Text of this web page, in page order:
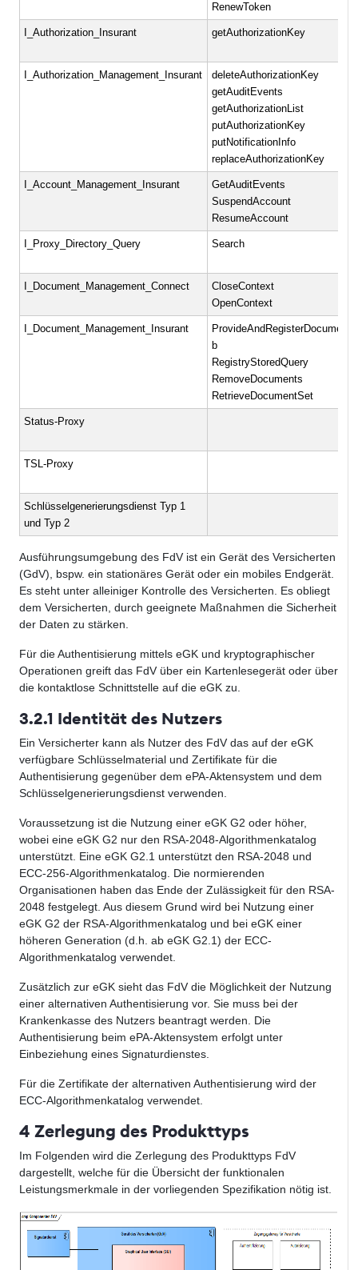
RenewToken
I_Authorization_Insurant getAuthorizationKey
I_Authorization_Management_Insurant
deleteAuthorizationKey
getAuditEvents
getAuthorizationList
putAuthorizationKey
putNotificationInfo
replaceAuthorizationKey
I_Account_Management_Insurant
GetAuditEvents
SuspendAccount
ResumeAccount
I_Proxy_Directory_Query Search
I_Document_Management_Connect
CloseContext
OpenContext
I_Document_Management_Insurant
b
RegistryStoredQuery
RemoveDocuments
RetrieveDocumentSet
Status-Proxy
TSL-Proxy
Schlüsselgenerierungsdienst Typ 1
und Typ 2
Ausführungsumgebung des FdV ist ein Gerät des Versicherten
(GdV), bspw. ein stationäres Gerät oder ein mobiles Endgerät.
Es steht unter alleiniger Kontrolle des Versicherten. Es obliegt
dem Versicherten, durch geeignete Maßnahmen die Sicherheit
der Daten zu stärken.
Für die Authentisierung mittels eGK und kryptographischer
Operationen greift das FdV über ein Kartenlesegerät oder über
die kontaktlose Schnittstelle auf die eGK zu.
3.2.1 Identität des Nutzers
Ein Versicherter kann als Nutzer des FdV das auf der eGK
verfügbare Schlüsselmaterial und Zertifikate für die
Authentisierung gegenüber dem ePA-Aktensystem und dem
Schlüsselgenerierungsdienst verwenden.
Voraussetzung ist die Nutzung einer eGK G2 oder höher,
wobei eine eGK G2 nur den RSA-2048-Algorithmenkatalog
unterstützt. Eine eGK G2.1 unterstützt den RSA-2048 und
ECC-256-Algorithmenkatalog. Die normierenden
Organisationen haben das Ende der Zulässigkeit für den RSA-
2048 festgelegt. Aus diesem Grund wird bei Nutzung einer
eGK G2 der RSA-Algorithmenkatalog und bei eGK einer
höheren Generation (d.h. ab eGK G2.1) der ECC-
Algorithmenkatalog verwendet.
Zusätzlich zur eGK sieht das FdV die Möglichkeit der Nutzung
einer alternativen Authentisierung vor. Sie muss bei der
Krankenkasse des Nutzers beantragt werden. Die
Authentisierung beim ePA-Aktensystem erfolgt unter
Einbeziehung eines Signaturdienstes.
Für die Zertifikate der alternativen Authentisierung wird der
ECC-Algorithmenkatalog verwendet.
4 Zerlegung des Produkttyps
Im Folgenden wird die Zerlegung des Produkttyps FdV
dargestellt, welche für die Übersicht der funktionalen
Leistungsmerkmale in der vorliegenden Spezifikation nötig ist.